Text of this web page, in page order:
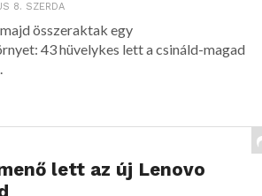
8. SZERDA
összeraktak egy
43 hüvelykes lett a csináld-magad
lett az új Lenovo